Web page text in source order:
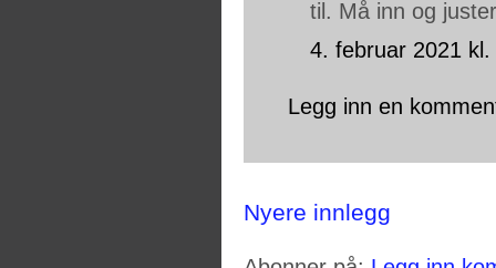
til. Må inn og
4. februar 2021 kl.
Legg inn en
Nyere innlegg